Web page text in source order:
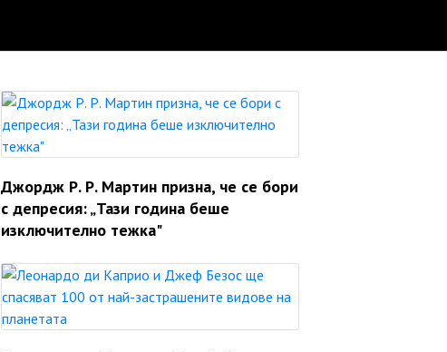
Джордж Р. Р. Мартин призна, че се бори
с депресия: „Тази година беше
изключително тежка"